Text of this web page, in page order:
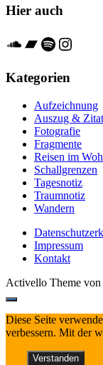
Hier auch
Soundcloud
Bandcamp
Spotify
Kategorien
Aufzeichnung
Auszug & Zitat
Fotografie
Fragmente
Reisen im
Schallgrenzen
Tagesnotiz
Traumnotiz
Wandern
Impressum
Kontakt
Activello Theme von
Diese Seite
verbessern. Mit der
Verstanden